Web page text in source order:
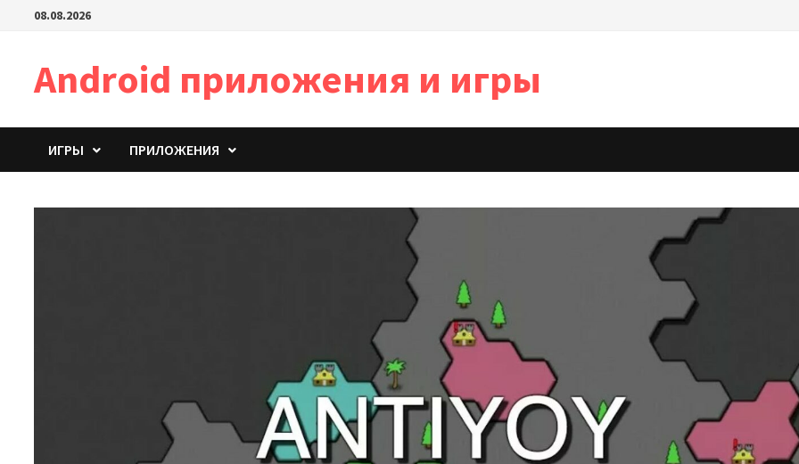
Перейти08.08.2026
Android приложения и игры
ИГРЫ ПРИЛОЖЕНИЯ